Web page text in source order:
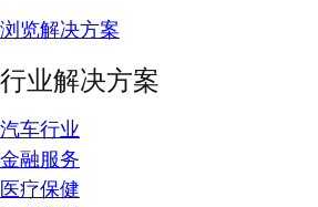
浏览解决方案
行业解决方案
汽车行业
金融服务
医疗保健